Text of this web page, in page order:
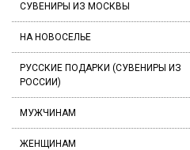
СУВЕНИРЫ ИЗ МОСКВЫ
НА НОВОСЕЛЬЕ
РУССКИЕ ПОДАРКИ (СУВЕНИРЫ ИЗ
РОССИИ)
МУЖЧИНАМ
ЖЕНЩИНАМ